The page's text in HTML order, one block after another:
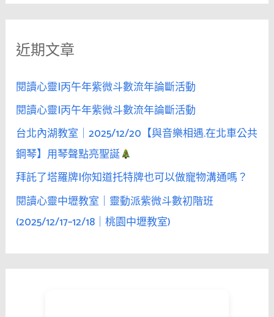
雪
場
她，
暫
時
脫
離
了
理
性
關
字
近期文章
閱讀心靈|丙午年紫微斗數流年論斷活動
閱讀心靈|丙午年紫微斗數流年論斷活動
台北內湖教室｜2025/12/20【與音樂相遇.在北車公共
鋼琴】用琴聲點亮聖誕
拜託了塔羅牌|你知道托特牌也可以做寵物溝通嗎？
閱讀心靈中壢教室｜靈動派紫微斗數初階班
(2025/12/17–12/18｜桃園中壢教室)